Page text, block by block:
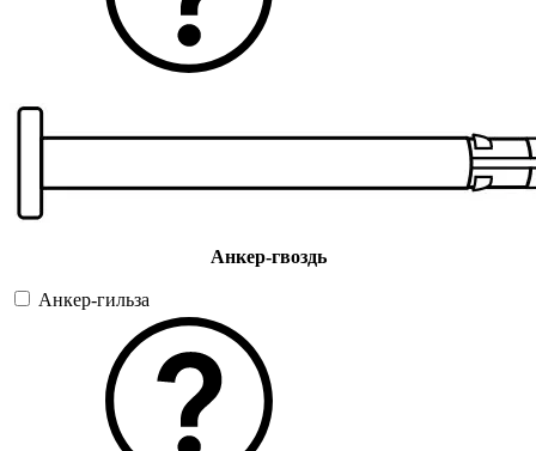
Анкер-гвоздь
Анкер-гильза